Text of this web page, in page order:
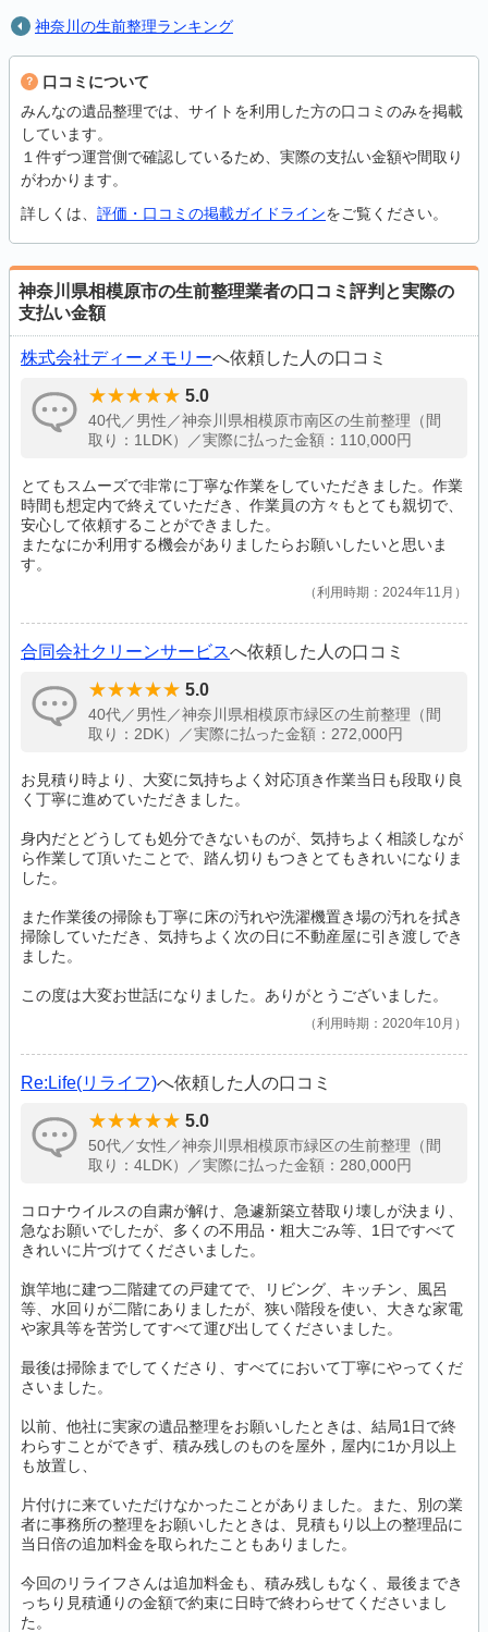
神奈川の生前整理ランキング
口コミについて
みんなの遺品整理では、サイトを利用した方の口コミのみを掲載
しています。
１件ずつ運営側で確認しているため、実際の支払い金額や間取り
がわかります。
詳しくは、 評価・口コミの掲載ガイドラインをご覧ください。
神奈川県相模原市の生前整理業者の口コミ評判と実際の
支払い金額
株式会社ディーメモリーへ依頼した人の口コミ
5.0
40代／男性／神奈川県相模原市南区の生前整理（間
取り：1LDK）／実際に払った金額：110,000円
とてもスムーズで非常に丁寧な作業をしていただきました。作業
時間も想定内で終えていただき、作業員の方々もとても親切で、
安心して依頼することができました。
またなにか利用する機会がありましたらお願いしたいと思いま
す。
利用時期：2024年11月
合同会社クリーンサービスへ依頼した人の口コミ
5.0
40代／男性／神奈川県相模原市緑区の生前整理（間
取り：2DK）／実際に払った金額：272,000円
お見積り時より、大変に気持ちよく対応頂き作業当日も段取り良
く丁寧に進めていただきました。
身内だとどうしても処分できないものが、気持ちよく相談しなが
ら作業して頂いたことで、踏ん切りもつきとてもきれいになりま
した。
また作業後の掃除も丁寧に床の汚れや洗濯機置き場の汚れを拭き
掃除していただき、気持ちよく次の日に不動産屋に引き渡しでき
ました。
この度は大変お世話になりました。ありがとうございました。
利用時期：2020年10月
Re:Life(リライフ)へ依頼した人の口コミ
5.0
50代／女性／神奈川県相模原市緑区の生前整理（間
取り：4LDK）／実際に払った金額：280,000円
コロナウイルスの自粛が解け、急遽新築立替取り壊しが決まり、
急なお願いでしたが、多くの不用品・粗大ごみ等、1日ですべて
きれいに片づけてくださいました。
旗竿地に建つ二階建ての戸建てで、リビング、キッチン、風呂
等、水回りが二階にありましたが、狭い階段を使い、大きな家電
や家具等を苦労してすべて運び出してくださいました。
最後は掃除までしてくださり、すべてにおいて丁寧にやってくだ
さいました。
以前、他社に実家の遺品整理をお願いしたときは、結局1日で終
わらすことができず、積み残しのものを屋外，屋内に1か月以上
も放置し、
片付けに来ていただけなかったことがありました。また、別の業
者に事務所の整理をお願いしたときは、見積もり以上の整理品に
当日倍の追加料金を取られたこともありました。
今回のリライフさんは追加料金も、積み残しもなく、最後までき
っちり見積通りの金額で約束に日時で終わらせてくださいまし
た。